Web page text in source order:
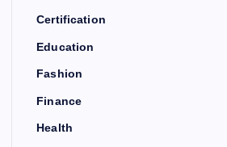
Certification
Education
Fashion
Finance
Health